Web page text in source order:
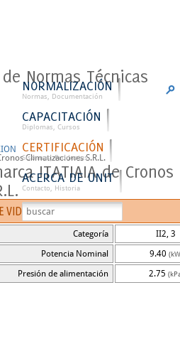
Normas Técnicas
NORMALIZACIÓN
Normas, Documentación
CAPACITACIÓN
Diplomas, Cursos
CERTIFICACIÓN
Sistemas, Productos
ACERCA DE UNIT
Contacto, Historia
Climatizaciones S.R.L.
ITATIAIA de Cronos
VIDRO BLK 3700000266
Categoría
II2, 3
Potencia Nominal
9.40
Presión de alimentación 2.75